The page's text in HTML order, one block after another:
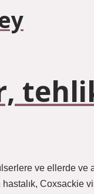
ve ellerde
Coxsackie